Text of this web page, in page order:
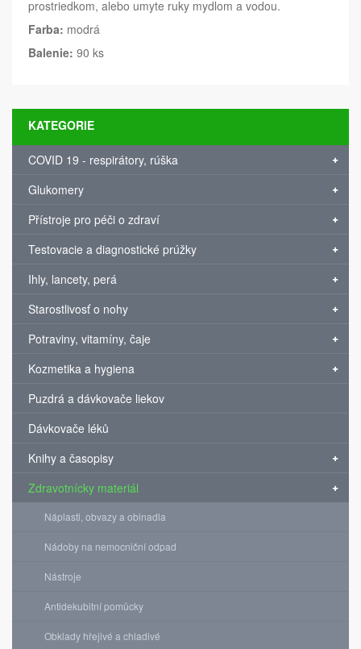
prostriedkom, alebo umyte ruky mydlom a vodou.
Farba: modrá
Balenie: 90 ks
KATEGORIE
COVID 19 - respirátory, rúška
Glukomery
Přístroje pro péči o zdraví
Testovacie a diagnostické prúžky
Ihly, lancety, perá
Starostlivosť o nohy
Potraviny, vitamíny, čaje
Kozmetika a hygiena
Puzdrá a dávkovače liekov
Dávkovače léků
Knihy a časopisy
Zdravotnícky materiál
Náplasti, obvazy a obinadla
Nádoby na nemocniční odpad
Nástroje
Antidekubitní pomůcky
Obklady hřejivé a chladivé